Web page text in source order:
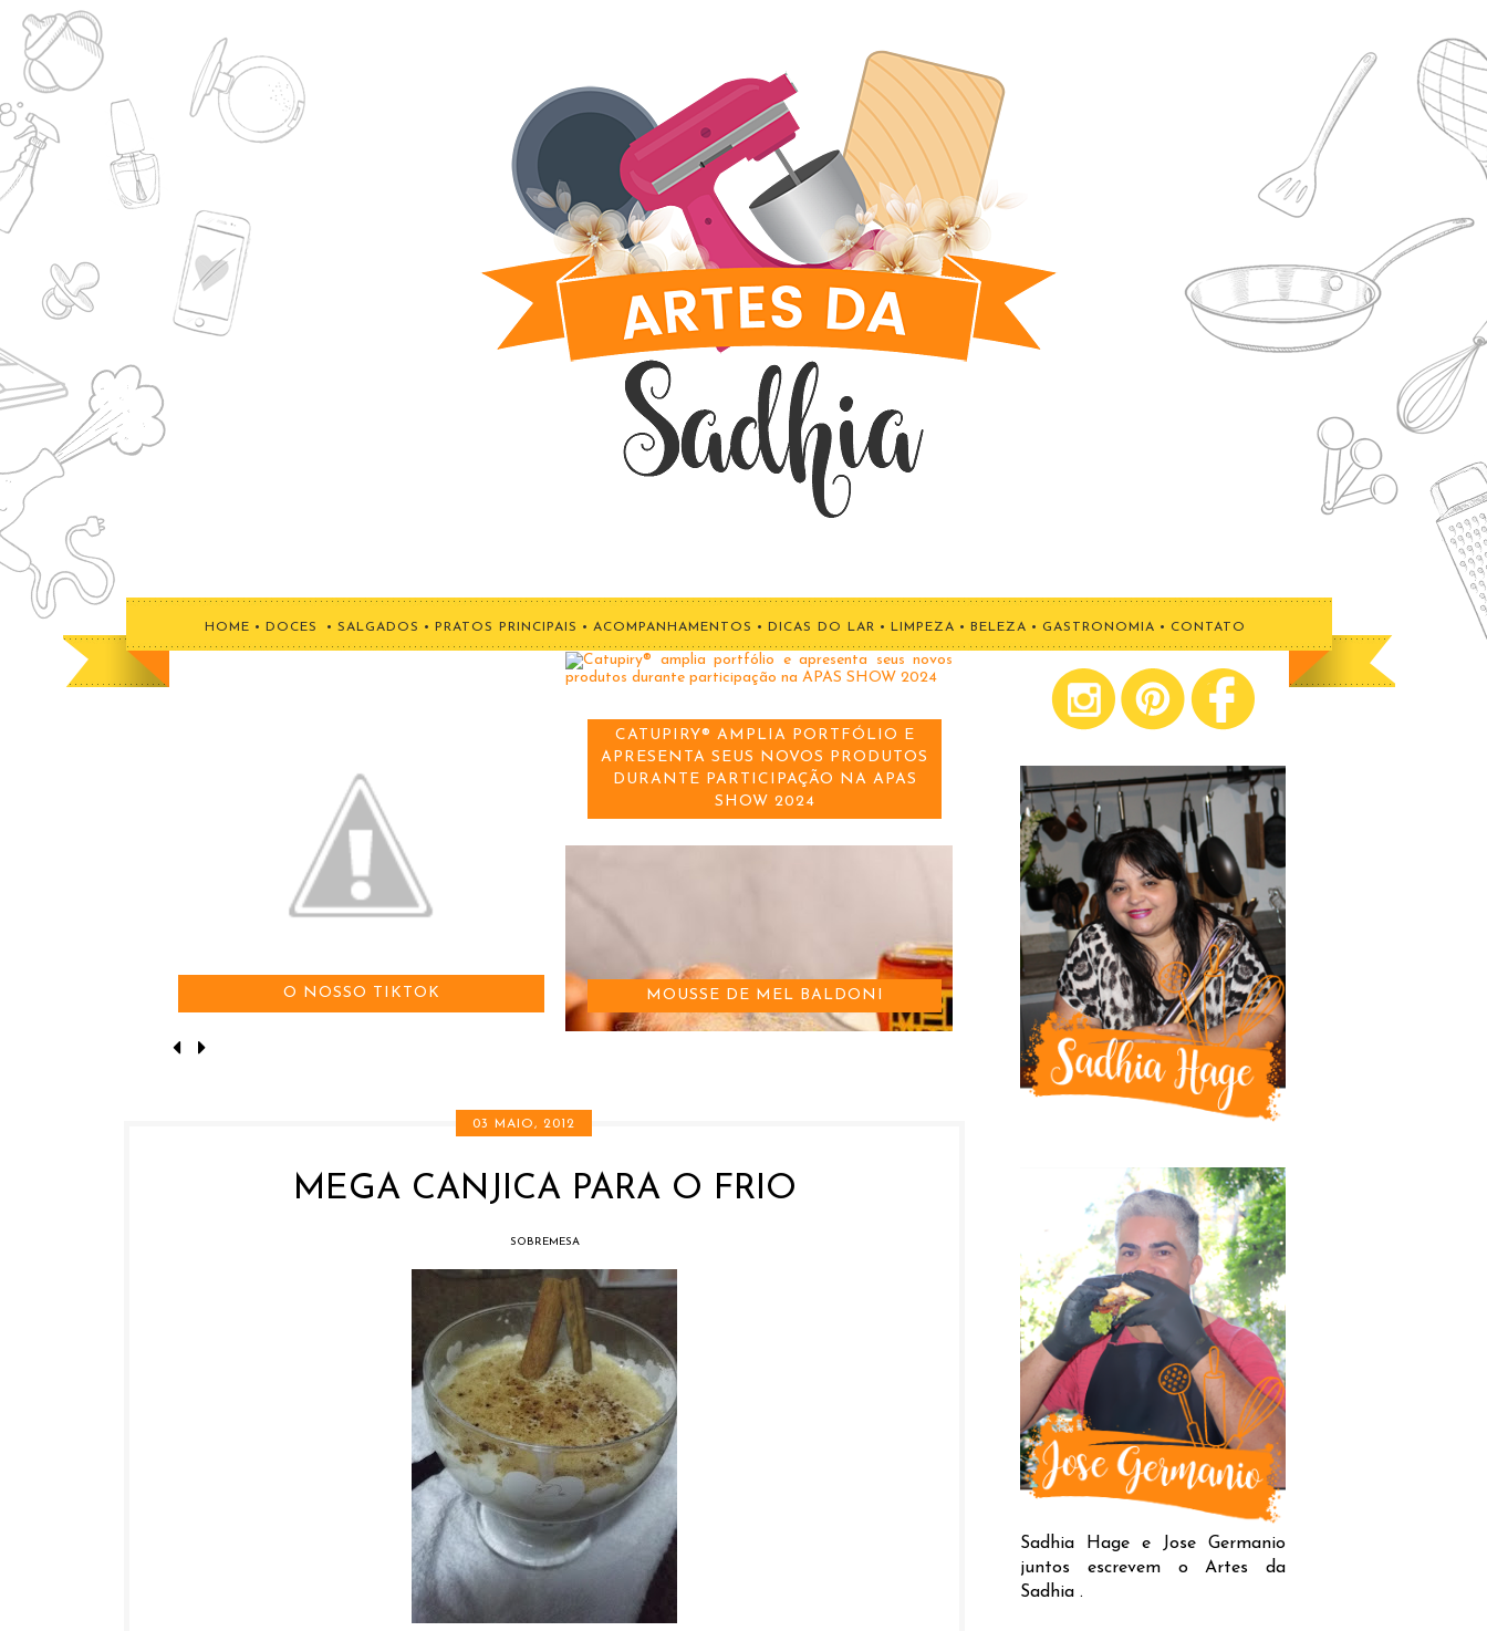
HOME • DOCES • SALGADOS • PRATOS PRINCIPAIS • ACOMPANHAMENTOS • DICAS DO LAR • LIMPEZA • BELEZA • GASTRONOMIA • CONTATO
O NOSSO TIKTOK
CATUPIRY® AMPLIA PORTFÓLIO E
APRESENTA SEUS NOVOS PRODUTOS
DURANTE PARTICIPAÇÃO NA APAS
SHOW 2024
MOUSSE DE MEL BALDONI
03 MAIO, 2012
MEGA CANJICA PARA O FRIO
SOBREMESA
Sadhia Hage e Jose Germanio
juntos escrevem o Artes da
Sadhia .